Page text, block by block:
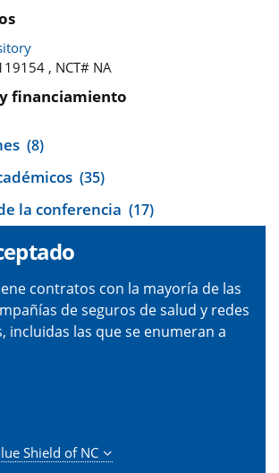
, NCT# NA
financiamiento
(8)
(35)
la conferencia (17)
contratos con la mayoría de las
de seguros de salud y redes
incluidas las que se enumeran a
Shield of NC